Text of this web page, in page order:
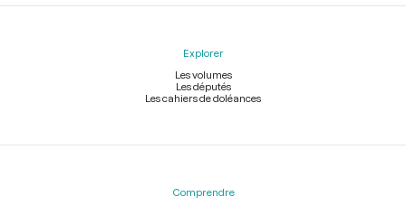
Explorer
Les volumes
Les députés
Les cahiers de doléances
Comprendre